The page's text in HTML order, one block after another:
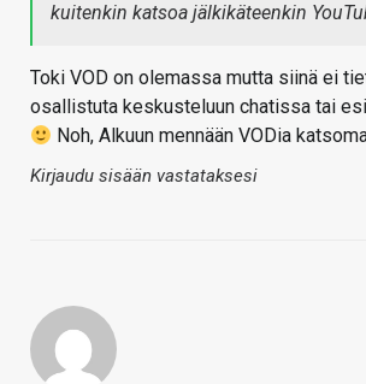
kuitenkin katsoa jälkikäteenkin
Toki VOD on olemassa mutta siinä ei
osallistuta keskusteluun chatissa tai
Noh, Alkuun mennään VODia
Kirjaudu sisään vastataksesi